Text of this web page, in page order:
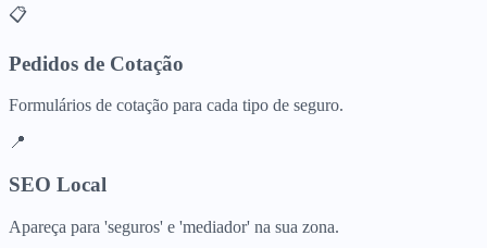
📋
Pedidos de Cotação
Formulários de cotação para cada tipo de seguro.
📍
SEO Local
Apareça para 'seguros' e 'mediador' na sua zona.